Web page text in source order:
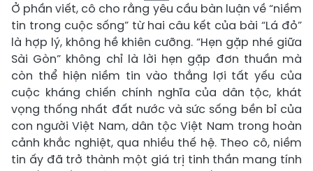
Ở phần viết, cô cho rằng yêu cầu bàn luận về “niềm
tin trong cuộc sống” từ hai câu kết của bài “Lá đỏ”
là hợp lý, không hề khiên cưỡng. “Hẹn gặp nhé giữa
Sài Gòn” không chỉ là lời hẹn gặp đơn thuần mà
còn thể hiện niềm tin vào thắng lợi tất yếu của
cuộc kháng chiến chính nghĩa của dân tộc, khát
vọng thống nhất đất nước và sức sống bền bỉ của
con người Việt Nam, dân tộc Việt Nam trong hoàn
cảnh khắc nghiệt, qua nhiều thế hệ. Theo cô, niềm
tin ấy đã trở thành một giá trị tinh thần mang tính